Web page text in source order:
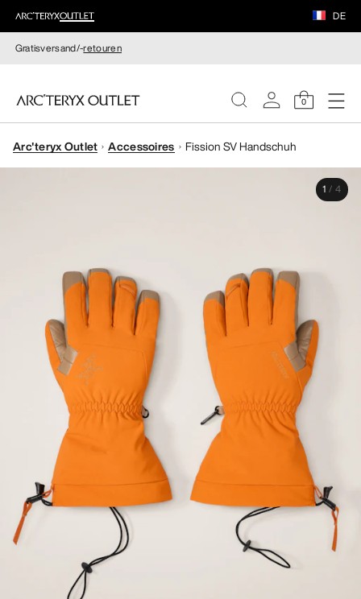
DE
Gratisversand/-retouren
0
DAMEN
Arc'teryx Outlet Accessoires Fission SV Handschuh
1 / 4